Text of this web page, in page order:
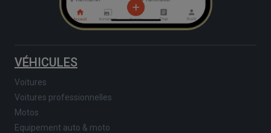
VÉHICULES
Voitures
Voitures professionnelles
Motos
Equipement auto & moto